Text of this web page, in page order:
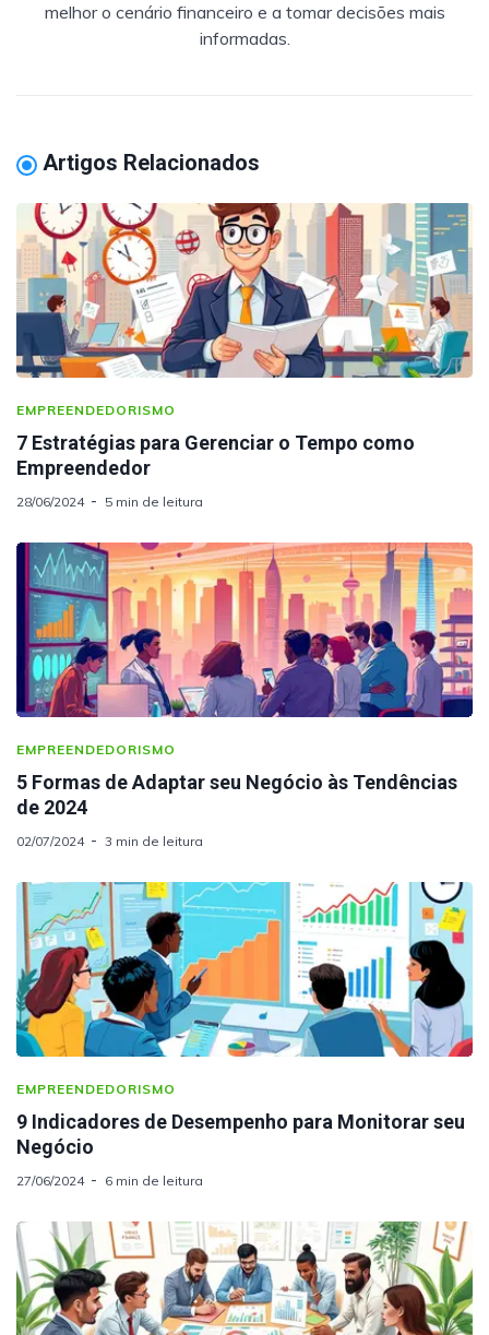
melhor o cenário financeiro e a tomar decisões mais
informadas.
Artigos Relacionados
EMPREENDEDORISMO
7 Estratégias para Gerenciar o Tempo como
Empreendedor
28/06/2024 5 min de leitura
EMPREENDEDORISMO
5 Formas de Adaptar seu Negócio às Tendências
de 2024
02/07/2024 3 min de leitura
EMPREENDEDORISMO
9 Indicadores de Desempenho para Monitorar seu
Negócio
27/06/2024 6 min de leitura